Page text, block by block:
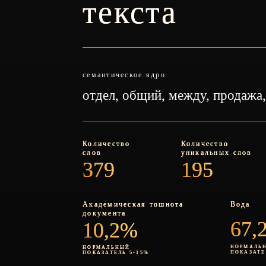
текста
семантическое ядро
отдел, общий, между, продажа,
Количество
слов
379
Количество
уникальных слов
195
Академическая тошнота
документа
10,2%
НОРМАЛЬНЫЙ
ПОКАЗАТЕЛЬ 5-15%
Вода